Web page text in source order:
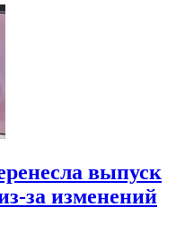
выпуск
за изменений